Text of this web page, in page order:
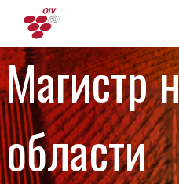
Магистр
области